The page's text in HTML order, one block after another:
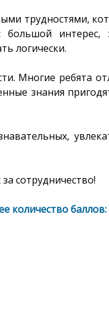
трудностями,
интерес,
логически.
Многие ребята
знания
сотрудничество!
количество баллов: